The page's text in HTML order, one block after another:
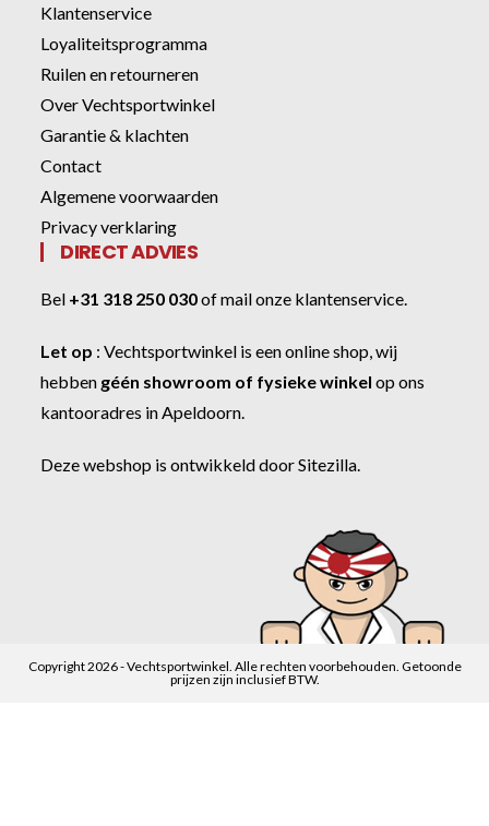
Klantenservice
Loyaliteitsprogramma
Ruilen en retourneren
Over Vechtsportwinkel
Garantie & klachten
Contact
Algemene voorwaarden
Privacy verklaring
DIRECT ADVIES
Bel +31 318 250 030ofmail onze klantenservice
Let op :Vechtsportwinkel is een online shop, wij
hebben géén showroom of fysieke winkel op ons
kantooradres in Apeldoorn.
Deze webshop is ontwikkeld doorSitezilla
Copyright 2026 - Vechtsportwinkel. Alle rechten voorbehouden. Getoonde
prijzen zijn inclusief BTW.